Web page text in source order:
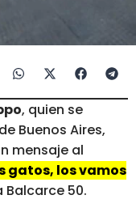
, quien se
Buenos Aires,
mensaje al
gatos, los vamos
50.